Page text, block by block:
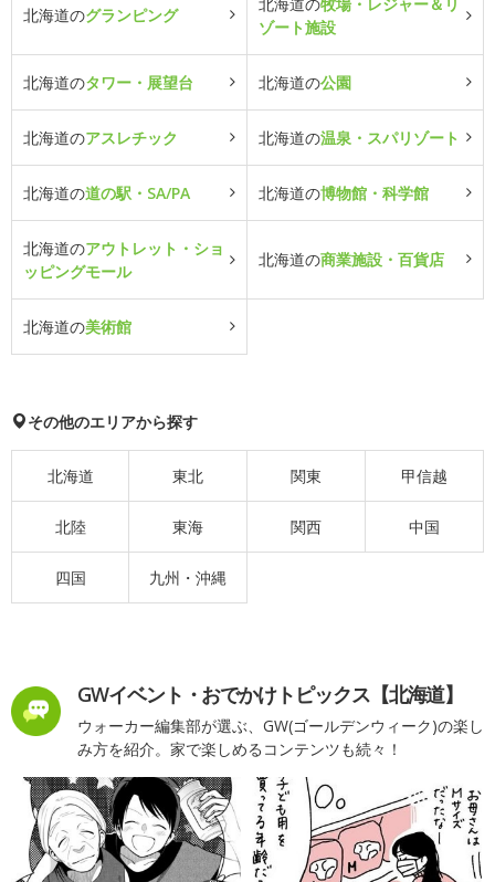
北海道のグランピング
ゾート施設
北海道のタワー・展望台 北海道の公園
北海道のアスレチック 北海道の温泉・スパリゾート
北海道の道の駅・SA/PA 北海道の博物館・科学館
北海道のアウトレット・ショ
ッピングモール
北海道の商業施設・百貨店
北海道の美術館
その他のエリアから探す
北海道 東北 関東 甲信越
北陸 東海 関西 中国
四国 九州・沖縄
GWイベント・おでかけトピックス【北海道】
ウォーカー編集部が選ぶ、GW(ゴールデンウィーク)の楽し
み方を紹介。家で楽しめるコンテンツも続々！